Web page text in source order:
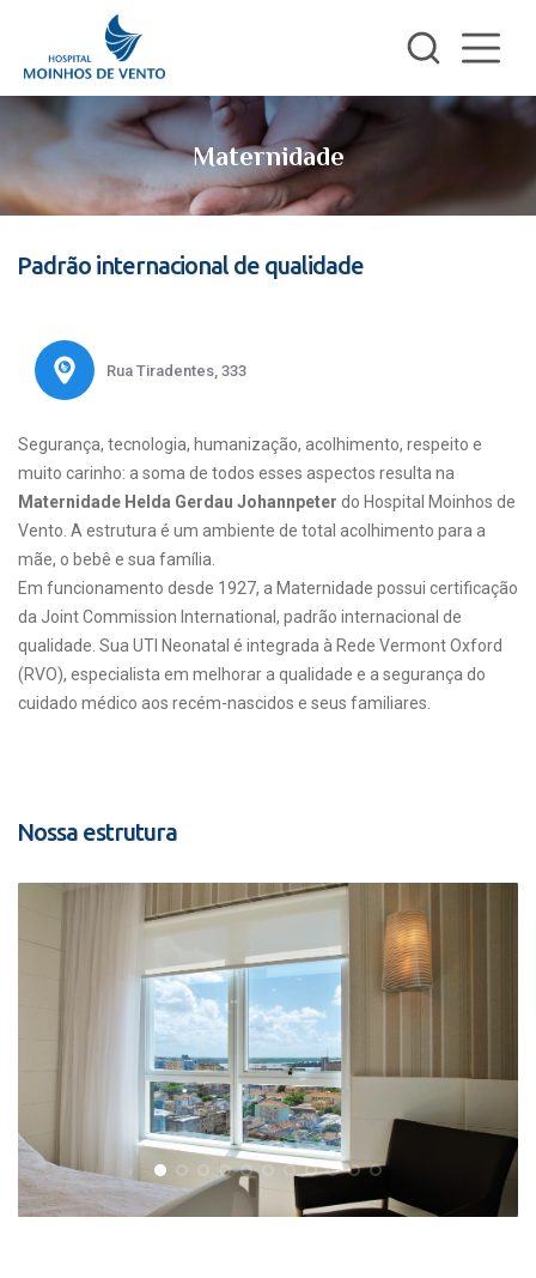
Maternidade
Padrão internacional de qualidade
Rua Tiradentes, 333
Segurança, tecnologia, humanização, acolhimento, respeito e
muito carinho: a soma de todos esses aspectos resulta na
Maternidade Helda Gerdau Johannpeter do Hospital Moinhos de
Vento. A estrutura é um ambiente de total acolhimento para a
mãe, o bebê e sua família.
Em funcionamento desde 1927, a Maternidade possui certificação
da Joint Commission International, padrão internacional de
qualidade. Sua UTI Neonatal é integrada à Rede Vermont Oxford
(RVO), especialista em melhorar a qualidade e a segurança do
cuidado médico aos recém-nascidos e seus familiares.
Nossa estrutura